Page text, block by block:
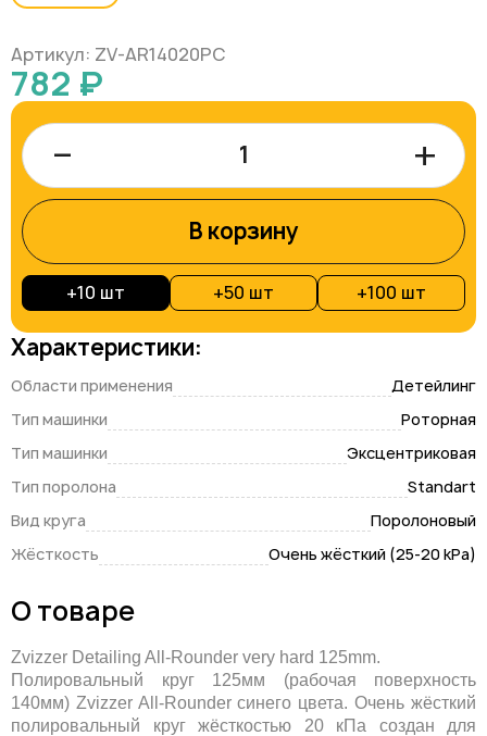
Артикул: ZV-AR14020PC
782 ₽
– +
В корзину
+10 шт +50 шт +100 шт
Характеристики:
Области применения
Детейлинг
Тип машинки
Роторная
Тип машинки
Эксцентриковая
Тип поролона
Standart
Вид круга
Поролоновый
Жёсткость
Очень жёсткий (25-20 kPa)
О товаре
Zvizzer Detailing All-Rounder very hard 125mm.
Полировальный круг 125мм (рабочая поверхность
140мм) Zvizzer All-Rounder синего цвета. Очень жёсткий
полировальный круг жёсткостью 20 кПа создан для